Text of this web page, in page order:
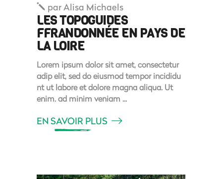
parAlisa Michaels
LES TOPOGUIDES
FFRANDONNÉE EN PAYS DE
LA LOIRE
Lorem ipsum dolor sit amet, consectetur
adip elit, sed do eiusmod tempor incididu
nt ut labore et dolore magna aliqua. Ut
enim. ad minim veniam
EN SAVOIR PLUS